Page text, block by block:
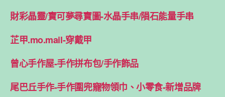
財彩晶靈/寶可夢尋寶圖-水晶手串/隕石能量手串
芷甲.mo.mail-穿戴甲
曾心手作屋-手作拼布包/手作飾品
尾巴丘手作-手作圍兜寵物領巾、小零食-新增品牌